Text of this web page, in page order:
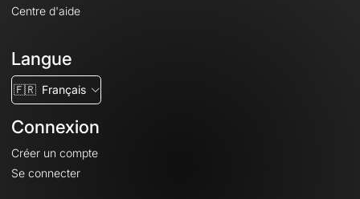
Centre d'aide
Langue
🇫🇷 Français
Connexion
Créer un compte
Se connecter